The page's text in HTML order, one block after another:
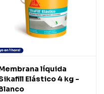
líquida
Elástico 4 kg -